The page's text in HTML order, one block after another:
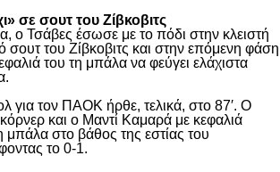
σε σουτ του Ζίβκοβιτς
ο Τσάβες έσωσε με το πόδι στην κλειστή
σουτ του Ζίβκοβιτς και στην επόμενη φάση
του τη μπάλα να φεύγει ελάχιστα
για τον ΠΑΟΚ ήρθε, τελικά, στο 87′. Ο
κόρνερ και ο Μαντί Καμαρά με κεφαλιά
μπάλα στο βάθος της εστίας του
το 0-1.